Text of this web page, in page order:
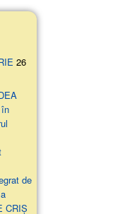
26
de
CRIȘ